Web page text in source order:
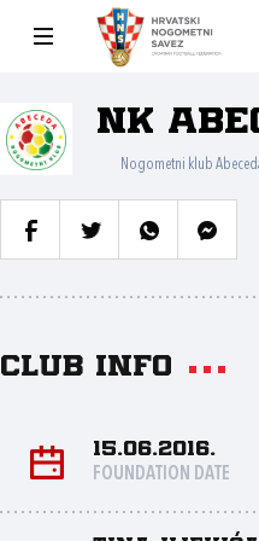
NK
Nogometni klub
Club info
15.06.2016.
FOUNDATION DATE